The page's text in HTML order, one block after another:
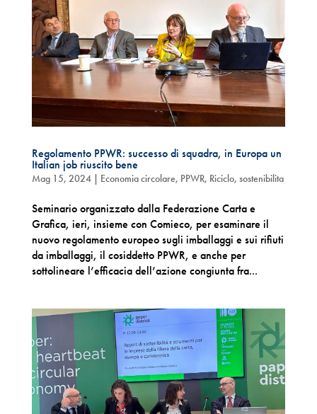
Regolamento PPWR: successo di squadra, in Europa un
Italian job riuscito bene
Mag 15, 2024| Economia circolare, PPWR, Riciclo, sostenibilita
Seminario organizzato dalla Federazione Carta e
Grafica, ieri, insieme con Comieco, per esaminare il
nuovo regolamento europeo sugli imballaggi e sui rifiuti
da imballaggi, il cosiddetto PPWR, e anche per
sottolineare l’efficacia dell’azione congiunta fra...